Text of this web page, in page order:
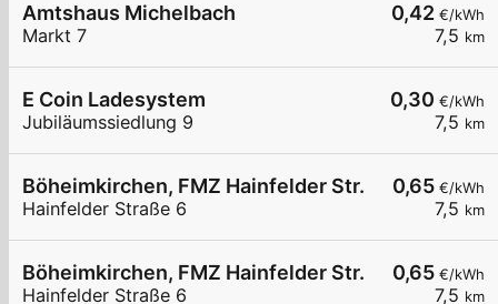
0,42 €/kWh
7,5 km
Amtshaus Michelbach
Markt 7
0,30 €/kWh
7,5 km
E Coin Ladesystem
Jubiläumssiedlung 9
0,65 €/kWh
7,5 km
Böheimkirchen, FMZ Hainfelder Str.
Hainfelder Straße 6
0,65 €/kWh
7,5 km
Böheimkirchen, FMZ Hainfelder Str.
Hainfelder Straße 6